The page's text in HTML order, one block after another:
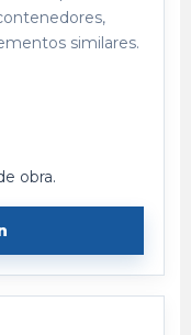
similares.
obra.